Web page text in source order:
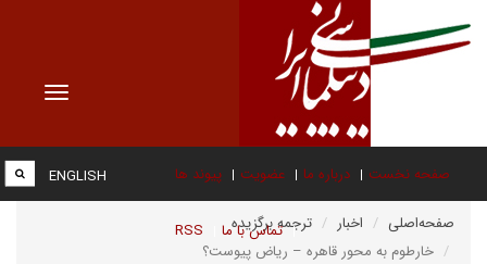
Toggle
صفحه نخست درباره ما عضویت پیوند ها
تماس با ما RSS
ENGLISH
صفحه‌اصلی اخبار
ترجمه برگزیده
خارطوم به محور قاهره – ریاض پیوست؟